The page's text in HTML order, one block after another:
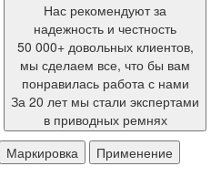
Нас рекомендуют за
надежность и честность
50 000+ довольных клиентов,
мы сделаем все, что бы вам
понравилась работа с нами
За 20 лет мы стали экспертами
в приводных ремнях
Маркировка
Применение